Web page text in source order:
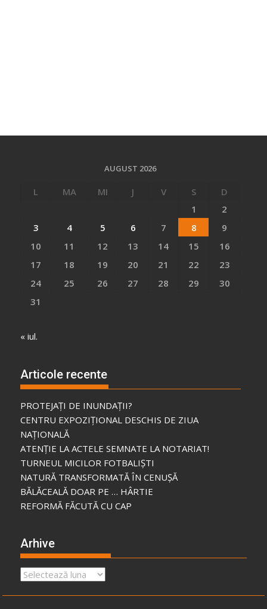
AUGUST 2026
L MA MI J V S
D
1
2
3
4 5 6 7 8
9
10
11 12 13 14 15
16
17
18 19 20 21 22
23
24
25 26 27 28 29
30
31
« iul.
Articole recente
PROTEJAȚI DE INUNDAȚII?
CENTRU EXPOZIȚIONAL DESCHIS DE ZIUA
NAȚIONALĂ
ATENȚIE LA ACTELE SEMNATE LA NOTARIAT!
TURNEUL MICILOR FOTBALIȘTI
NATURĂ TRANSFORMATĂ ÎN CENUȘĂ
BĂLĂCEALĂ DOAR PE … HÂRTIE
REFORMĂ FĂCUTĂ CU CAP
Arhive
Arhive